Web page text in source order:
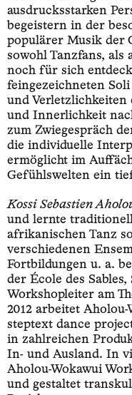
ausdrucksstarken
begeistern in der
populärer Musik der
sowohl Tanzfans, als
noch für sich
feingezeichneten
und Verletzlichkeiten
und Innerlichkeit
zum Zwiegespräch
die individuelle
ermöglicht im
Gefühlswelten ein
Kossi Sebastien
und lernte
afrikanischen Tanz
verschiedenen
Fortbildungen u. a.
der École des
Workshopleiter am
2012 arbeitet
steptext dance
in zahlreichen
In- und Ausland. In
Aholou-Wokawui
und gestaltet